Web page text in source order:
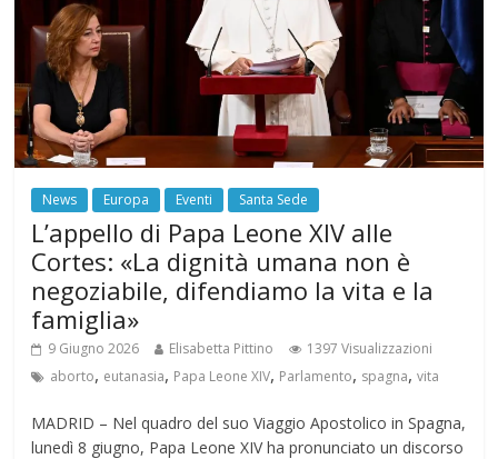
News Europa Eventi Santa Sede
L’appello di Papa Leone XIV alle
Cortes: «La dignità umana non è
negoziabile, difendiamo la vita e la
famiglia»
9 Giugno 2026 Elisabetta Pittino
1397 Visualizzazioni
aborto, eutanasia, Papa Leone XIV, Parlamento, spagna,vita
MADRID – Nel quadro del suo Viaggio Apostolico in Spagna,
lunedì 8 giugno, Papa Leone XIV ha pronunciato un discorso